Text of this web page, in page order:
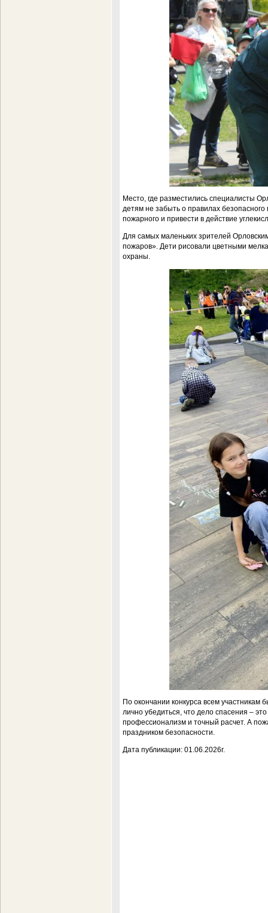
Место, где разместились специалисты
детям не забыть о правилах
пожарного и привести в действие
Для самых маленьких зрителей
пожаров». Дети рисовали цветными
охраны.
По окончании конкурса всем
лично убедиться, что дело спасения –
профессионализм и точный расчет. А
праздником безопасности.
Дата публикации: 01.06.2026г.